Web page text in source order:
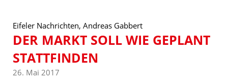
Eifeler Nachrichten, Andreas Gabbert
DER MARKT SOLL WIE GEPLANT
STATTFINDEN
26. Mai 2017